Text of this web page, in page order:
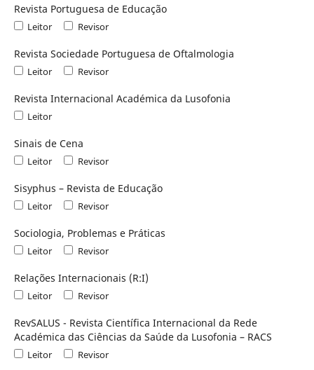
Revista Portuguesa de Educação
Leitor Revisor
Revista Sociedade Portuguesa de Oftalmologia
Leitor Revisor
Revista Internacional Académica da Lusofonia
Leitor
Sinais de Cena
Leitor Revisor
Sisyphus – Revista de Educação
Leitor Revisor
Sociologia, Problemas e Práticas
Leitor Revisor
Relações Internacionais (R:I)
Leitor Revisor
RevSALUS - Revista Científica Internacional da Rede
Académica das Ciências da Saúde da Lusofonia – RACS
Leitor Revisor